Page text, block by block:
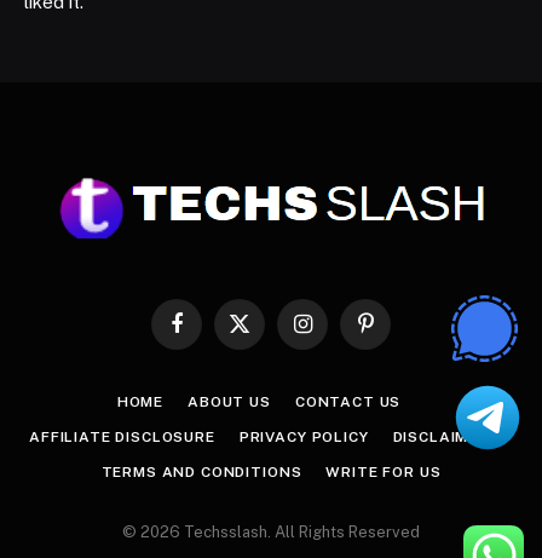
Facebook
X
InstagramPinterest
HOME ABOUT US CONTACT US
AFFILIATE DISCLOSURE PRIVACY POLICY DISCLAIMER
TERMS AND CONDITIONS WRITE FOR US
© 2026 Techsslash. All Rights Reserved